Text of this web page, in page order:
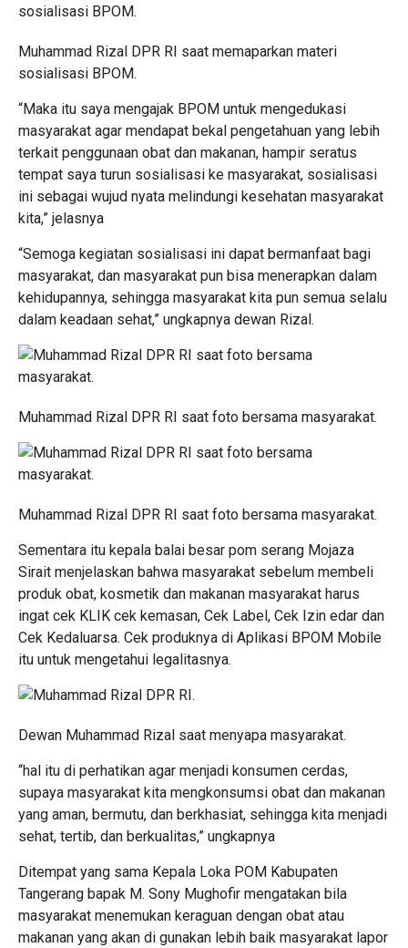
Muhammad Rizal DPR RI saat memaparkan materi
sosialisasi BPOM.
“Maka itu saya mengajak BPOM untuk mengedukasi
masyarakat agar mendapat bekal pengetahuan yang lebih
terkait penggunaan obat dan makanan, hampir seratus
tempat saya turun sosialisasi ke masyarakat, sosialisasi
ini sebagai wujud nyata melindungi kesehatan masyarakat
kita,” jelasnya
“Semoga kegiatan sosialisasi ini dapat bermanfaat bagi
masyarakat, dan masyarakat pun bisa menerapkan dalam
kehidupannya, sehingga masyarakat kita pun semua selalu
dalam keadaan sehat,” ungkapnya dewan Rizal.
Muhammad Rizal DPR RI saat foto bersama masyarakat.
Muhammad Rizal DPR RI saat foto bersama masyarakat.
Sementara itu kepala balai besar pom serang Mojaza
Sirait menjelaskan bahwa masyarakat sebelum membeli
produk obat, kosmetik dan makanan masyarakat harus
ingat cek KLIK cek kemasan, Cek Label, Cek Izin edar dan
Cek Kedaluarsa. Cek produknya di Aplikasi BPOM Mobile
itu untuk mengetahui legalitasnya.
Dewan Muhammad Rizal saat menyapa masyarakat.
“hal itu di perhatikan agar menjadi konsumen cerdas,
supaya masyarakat kita mengkonsumsi obat dan makanan
yang aman, bermutu, dan berkhasiat, sehingga kita menjadi
sehat, tertib, dan berkualitas,” ungkapnya
Ditempat yang sama Kepala Loka POM Kabupaten
Tangerang bapak M. Sony Mughofir mengatakan bila
masyarakat menemukan keraguan dengan obat atau
makanan yang akan di gunakan lebih baik masyarakat lapor